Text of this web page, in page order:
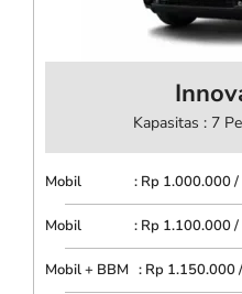
Kapasitas : 7
Mobil : Rp 1.000.000 /
Mobil : Rp 1.100.000 /
Mobil + BBM : Rp 1.150.000